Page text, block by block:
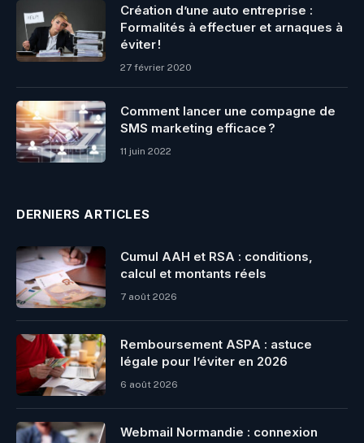
Création d’une auto entreprise :
Formalités à effectuer et arnaques à
éviter !
27 février 2020
Comment lancer une compagne de
SMS marketing efficace ?
11 juin 2022
DERNIERS ARTICLES
Cumul AAH et RSA : conditions,
calcul et montants réels
7 août 2026
Remboursement ASPA : astuce
légale pour l’éviter en 2026
6 août 2026
Webmail Normandie : connexion